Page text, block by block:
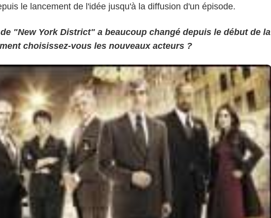
le lancement de l'idée jusqu'à la diffusion d'un épisode.
"New York District" a beaucoup changé depuis le début de la
choisissez-vous les nouveaux acteurs ?